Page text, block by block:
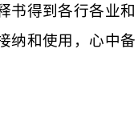
书得到各行各业和
纳和使用，心中备